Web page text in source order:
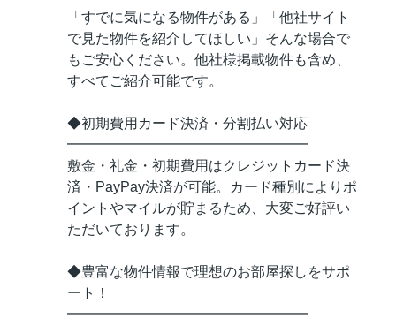
「すでに気になる物件がある」「他社サイト
で見た物件を紹介してほしい」そんな場合で
もご安心ください。他社様掲載物件も含め、
すべてご紹介可能です。
◆初期費用カード決済・分割払い対応
━━━━━━━━━━━━━━━━━
敷金・礼金・初期費用はクレジットカード決
済・PayPay決済が可能。カード種別によりポ
イントやマイルが貯まるため、大変ご好評い
ただいております。
◆豊富な物件情報で理想のお部屋探しをサポ
ート！
━━━━━━━━━━━━━━━━━